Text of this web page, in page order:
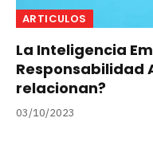
ARTICULOS
La Inteligencia
Responsabilidad
relacionan?
03/10/2023